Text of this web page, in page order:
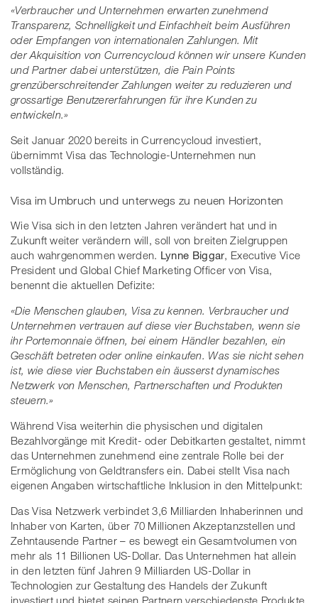
«Verbraucher und Unternehmen erwarten zunehmend
Transparenz, Schnelligkeit und Einfachheit beim Ausführen
oder Empfangen von internationalen Zahlungen. Mit
der Akquisition von Currencycloud können wir unsere Kunden
und Partner dabei unterstützen, die Pain Points
grenzüberschreitender Zahlungen weiter zu reduzieren und
grossartige Benutzererfahrungen für ihre Kunden zu
entwickeln.»
Seit Januar 2020 bereits in Currencycloud investiert,
übernimmt Visa das Technologie-Unternehmen nun
vollständig.
Visa im Umbruch und unterwegs zu neuen Horizonten
Wie Visa sich in den letzten Jahren verändert hat und in
Zukunft weiter verändern will, soll von breiten Zielgruppen
auch wahrgenommen werden. Lynne Biggar, Executive Vice
President und Global Chief Marketing Officer von Visa,
benennt die aktuellen Defizite:
«Die Menschen glauben, Visa zu kennen. Verbraucher und
Unternehmen vertrauen auf diese vier Buchstaben, wenn sie
ihr Portemonnaie öffnen, bei einem Händler bezahlen, ein
Geschäft betreten oder online einkaufen. Was sie nicht sehen
ist, wie diese vier Buchstaben ein äusserst dynamisches
Netzwerk von Menschen, Partnerschaften und Produkten
steuern.»
Während Visa weiterhin die physischen und digitalen
Bezahlvorgänge mit Kredit- oder Debitkarten gestaltet, nimmt
das Unternehmen zunehmend eine zentrale Rolle bei der
Ermöglichung von Geldtransfers ein. Dabei stellt Visa nach
eigenen Angaben wirtschaftliche Inklusion in den Mittelpunkt:
Das Visa Netzwerk verbindet 3,6 Milliarden Inhaberinnen und
Inhaber von Karten, über 70 Millionen Akzeptanzstellen und
Zehntausende Partner – es bewegt ein Gesamtvolumen von
mehr als 11 Billionen US-Dollar. Das Unternehmen hat allein
in den letzten fünf Jahren 9 Milliarden US-Dollar in
Technologien zur Gestaltung des Handels der Zukunft
investiert und bietet seinen Partnern verschiedenste Produkte